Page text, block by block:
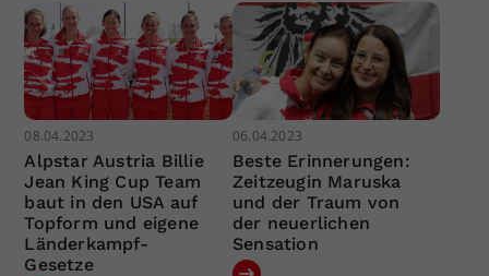
08.04.2023
Alpstar Austria Billie
Jean King Cup Team
baut in den USA auf
Topform und eigene
Länderkampf-
Gesetze
06.04.2023
Beste Erinnerungen:
Zeitzeugin Maruska
und der Traum von
der neuerlichen
Sensation